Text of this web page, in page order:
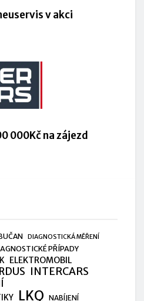
v akci
000Kč na zájezd
DIAGNOSTICKÁ MĚŘENÍ
PŘÍPADY
ELEKTROMOBIL
INTERCARS
LKQ NABÍJENÍ